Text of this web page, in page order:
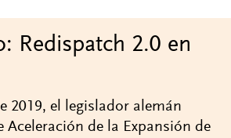
Redispatch 2.0 en
2019, el legislador alemán
Aceleración de la Expansión de